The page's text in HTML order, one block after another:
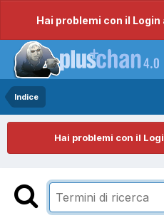
Hai problemi con il Login
Indice
Hai problemi con il